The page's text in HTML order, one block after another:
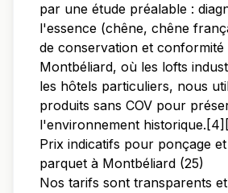
par une étude préalable :
l'essence (chêne, chêne
de conservation et conformité
Montbéliard, où les lofts
les hôtels particuliers, nous
produits sans COV pour
l'environnement
Prix indicatifs pour ponçage
parquet à Montbéliard (25)
Nos tarifs sont transparents